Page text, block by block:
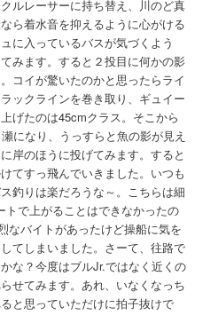
ルレーサーに持ち替え、川のど真
ら着水音を抑えるように心がける
に入っているバスが気づくよう
みます。すると２投目に何かの影
コイが驚いたのかと思ったらライ
ックラインを巻き取り、ギュイー
げたのは45cmクラス。そこから
になり、うっすらと魚の影が見え
岸のほうに投げてみます。すると
てすっ飛んでいきました。いつも
釣りは楽だろうな～。こちらは細
トで上がることはできなかったの
なバイトがあったけど操船に気を
てしまいました。さーて、往路で
な？今度はブルJr.ではなく近くの
せてみます。あれ、いなくなっち
と思っていただけに拍子抜けで